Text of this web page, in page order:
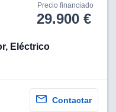
Precio financiado
29.900 €
Eléctrico
Contactar